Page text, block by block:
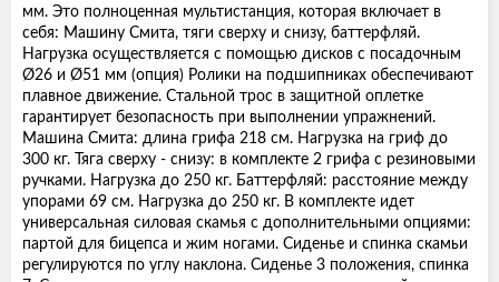
мм. Это полноценная мультистанция, которая включает в
себя: Машину Смита, тяги сверху и снизу, баттерфляй.
Нагрузка осуществляется с помощью дисков с посадочным
Ø26 и Ø51 мм (опция) Ролики на подшипниках обеспечивают
плавное движение. Стальной трос в защитной оплетке
гарантирует безопасность при выполнении упражнений.
Машина Смита: длина грифа 218 см. Нагрузка на гриф до
300 кг. Тяга сверху - снизу: в комплекте 2 грифа с резиновыми
ручками. Нагрузка до 250 кг. Баттерфляй: расстояние между
упорами 69 см. Нагрузка до 250 кг. В комплекте идет
универсальная силовая скамья с дополнительными опциями:
партой для бицепса и жим ногами. Сиденье и спинка скамьи
регулируются по углу наклона. Сиденье 3 положения, спинка